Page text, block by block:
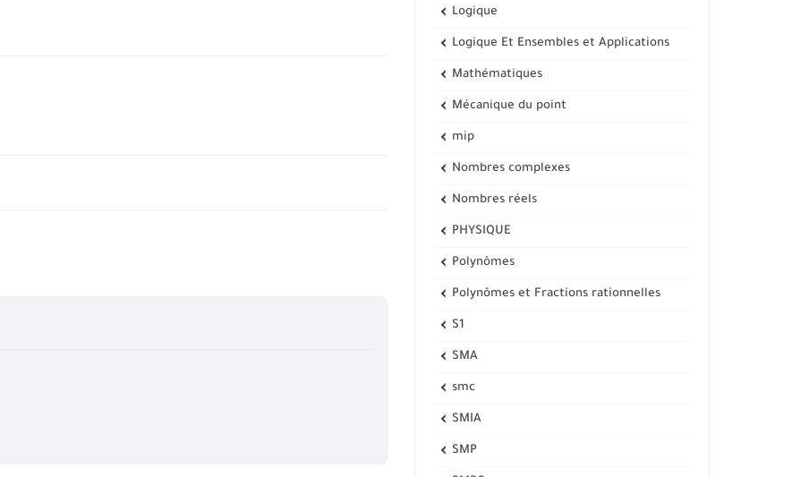
Logique
Logique Et Ensembles et Applications
Mathématiques
Mécanique du point
mip
Nombres complexes
Nombres réels
PHYSIQUE
Polynômes
Polynômes et Fractions rationnelles
S1
SMA
smc
SMIA
SMP